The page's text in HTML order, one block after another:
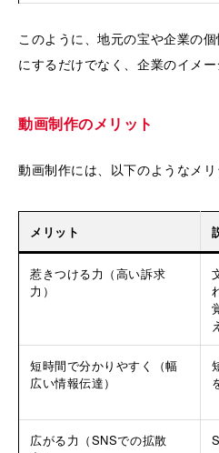
このように、地元の宝や企業の
にするだけでなく、企業のイメ
動画制作のメリット
動画制作には、以下のようなメリ
メリット
惹きつける力（高い訴求
力）
短時間で分かりやすく（幅
広い情報伝達）
広がる力（SNSでの拡散